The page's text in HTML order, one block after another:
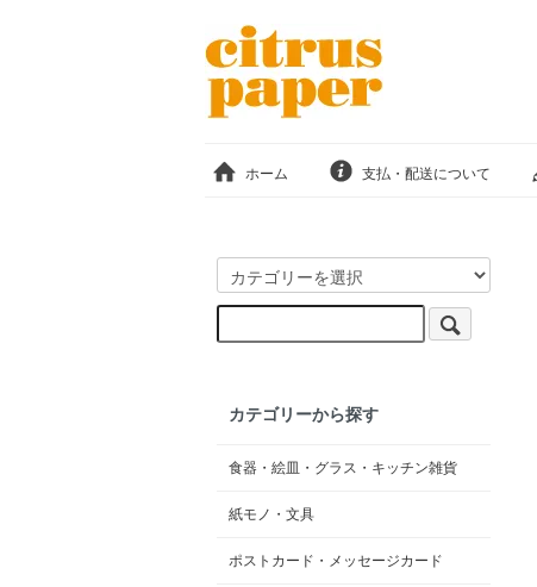
ホーム 支払・配送について
カテゴリーから探す
食器・絵皿・グラス・キッチン雑貨
紙モノ・文具
ポストカード・メッセージカード